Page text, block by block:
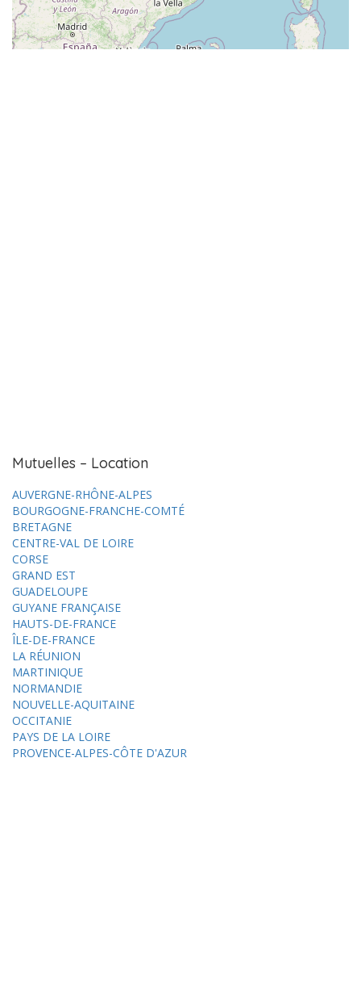
Mutuelles – Location
AUVERGNE-RHÔNE-ALPES
BOURGOGNE-FRANCHE-COMTÉ
BRETAGNE
CENTRE-VAL DE LOIRE
CORSE
GRAND EST
GUADELOUPE
GUYANE FRANÇAISE
HAUTS-DE-FRANCE
ÎLE-DE-FRANCE
LA RÉUNION
MARTINIQUE
NORMANDIE
NOUVELLE-AQUITAINE
OCCITANIE
PAYS DE LA LOIRE
PROVENCE-ALPES-CÔTE D'AZUR